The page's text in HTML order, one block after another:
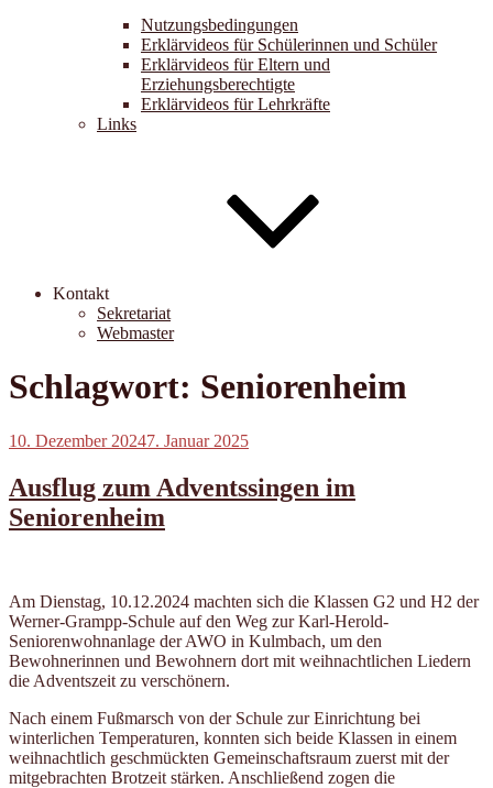
Nutzungsbedingungen
Erklärvideos für Schülerinnen und Schüler
Erklärvideos für Eltern und
Erziehungsberechtigte
Erklärvideos für Lehrkräfte
Links
Kontakt
Sekretariat
Webmaster
Schlagwort: Seniorenheim
Veröffentlicht
10. Dezember 20247. Januar 2025
Ausflug zum Adventssingen im
Seniorenheim
Am Dienstag, 10.12.2024 machten sich die Klassen G2 und H2 der
Werner-Grampp-Schule auf den Weg zur Karl-Herold-
Seniorenwohnanlage der AWO in Kulmbach, um den
Bewohnerinnen und Bewohnern dort mit weihnachtlichen Liedern
die Adventszeit zu verschönern.
Nach einem Fußmarsch von der Schule zur Einrichtung bei
winterlichen Temperaturen, konnten sich beide Klassen in einem
weihnachtlich geschmückten Gemeinschaftsraum zuerst mit der
mitgebrachten Brotzeit stärken. Anschließend zogen die